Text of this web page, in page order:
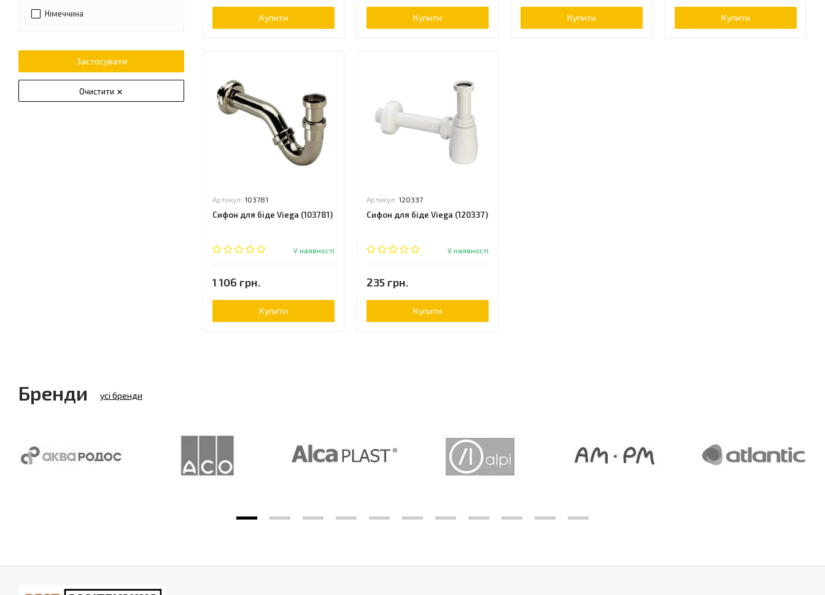
Німеччина
Застосувати
Очистити
Купити Купити Купити Купити
Артикул: 103781
Сифон для біде Viega (103781)
У наявності
1 106 грн.
Купити
Артикул: 120337
Сифон для біде Viega (120337)
У наявності
235 грн.
Купити
Бренди усі бренди